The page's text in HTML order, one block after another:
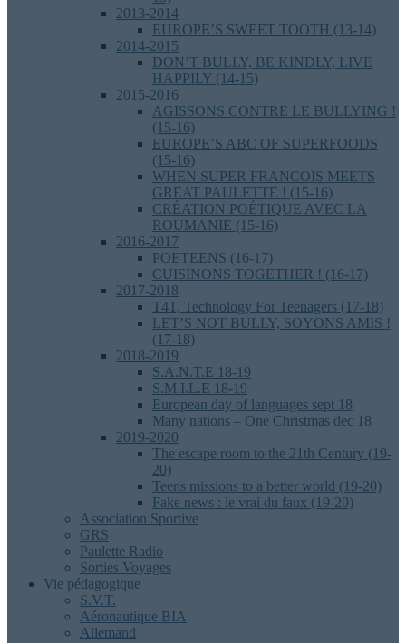
2013-2014
EUROPE’S SWEET TOOTH (13-14)
2014-2015
DON’T BULLY, BE KINDLY, LIVE
HAPPILY (14-15)
2015-2016
AGISSONS CONTRE LE BULLYING !
(15-16)
EUROPE’S ABC OF SUPERFOODS
(15-16)
WHEN SUPER FRANCOIS MEETS
GREAT PAULETTE ! (15-16)
CRÉATION POÉTIQUE AVEC LA
ROUMANIE (15-16)
2016-2017
POETEENS (16-17)
CUISINONS TOGETHER ! (16-17)
2017-2018
T4T, Technology For Teenagers (17-18)
LET’S NOT BULLY, SOYONS AMIS !
(17-18)
2018-2019
S.A.N.T.E 18-19
S.M.I.L.E 18-19
European day of languages sept 18
Many nations – One Christmas dec 18
2019-2020
The escape room to the 21th Century (19-
20)
Teens missions to a better world (19-20)
Fake news : le vrai du faux (19-20)
Association Sportive
GRS
Paulette Radio
Sorties Voyages
Vie pédagogique
S.V.T.
Aéronautique BIA
Allemand